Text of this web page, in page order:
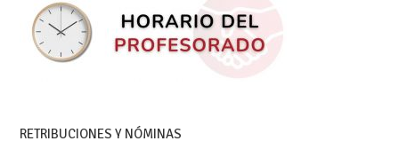
RETRIBUCIONES Y NÓMINAS